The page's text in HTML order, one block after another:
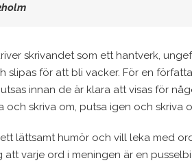
skrivandet som ett hantverk,
slipas för att bli vacker. För en
innan de är klara att visas för
och skriva om, putsa igen och skriva
lättsamt humör och vill leka med
att varje ord i meningen är en